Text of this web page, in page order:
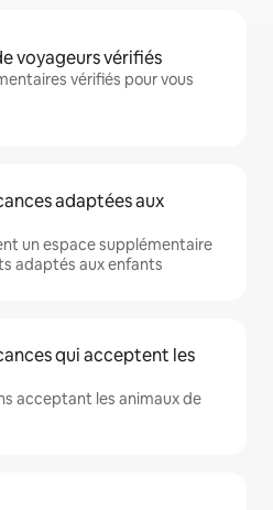
voyageurs vérifiés
vérifiés pour vous
adaptées aux
un espace supplémentaire
adaptés aux enfants
qui acceptent les
acceptant les animaux de